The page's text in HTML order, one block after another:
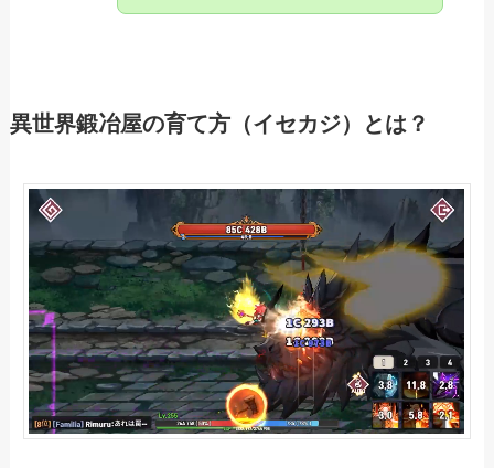
異世界鍛冶屋の育て方（イセカジ）とは？